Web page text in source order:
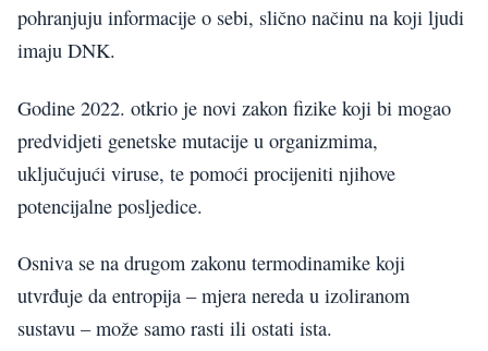
pohranjuju informacije o sebi, slično načinu na koji ljudi
imaju DNK.
Godine 2022. otkrio je novi zakon fizike koji bi mogao
predvidjeti genetske mutacije u organizmima,
uključujući viruse, te pomoći procijeniti njihove
potencijalne posljedice.
Osniva se na drugom zakonu termodinamike koji
utvrđuje da entropija – mjera nereda u izoliranom
sustavu – može samo rasti ili ostati ista.